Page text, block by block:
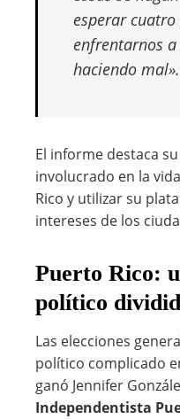
esperar
enfrentarnos
haciendo mal».
El informe destaca
involucrado en la
Rico y utilizar su
intereses de los
Puerto Rico:
político
Las elecciones
político complicado
ganó Jennifer
Independentista